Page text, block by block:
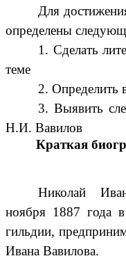
Для
определены
1. Сделать
теме
2. Определить
3. Выявить
Н.И. Вавилов
Краткая
Николай
ноября 1887 года
гильдии,
Ивана Вавилова.